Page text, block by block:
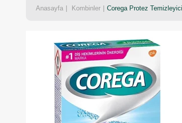
Anasayfa Kombinler Corega Protez